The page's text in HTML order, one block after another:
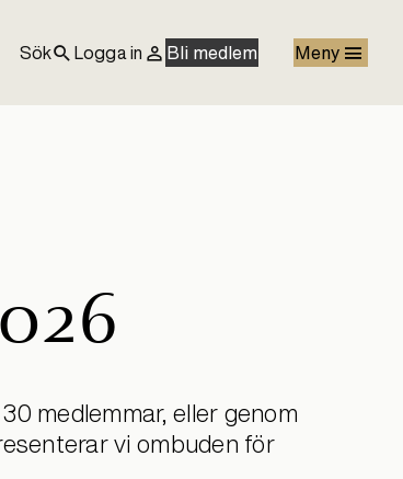
Sök
Logga in Bli medlem Meny
medlemmar, eller genom
vi ombuden för